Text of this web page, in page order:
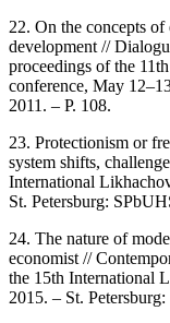
22. On the concepts
development //
proceedings of the
conference, May
2011. – P. 108.
23. Protectionism or
system shifts,
International
St. Petersburg:
24. The nature of
economist //
the 15th International
2015. – St.